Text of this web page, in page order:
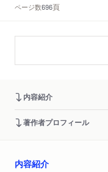
ページ数696頁
内容紹介
著作者プロフィール
内容紹介